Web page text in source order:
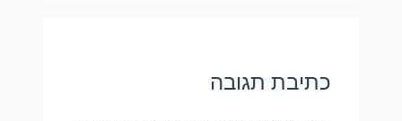
כתיבת תגובה